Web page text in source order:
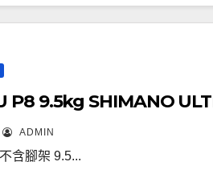
P8 9.5kg SHIMANO
ADMIN
含腳架 9.5...